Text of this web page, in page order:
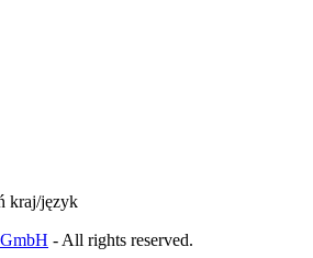
kraj/język
- All rights reserved.